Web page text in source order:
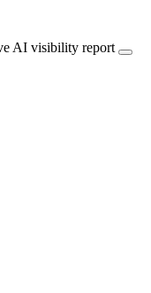
AI visibility report